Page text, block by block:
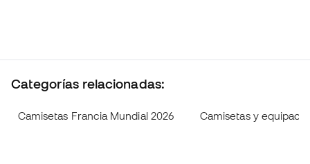
Categorías relacionadas:
Camisetas Francia Mundial 2026 Camisetas y